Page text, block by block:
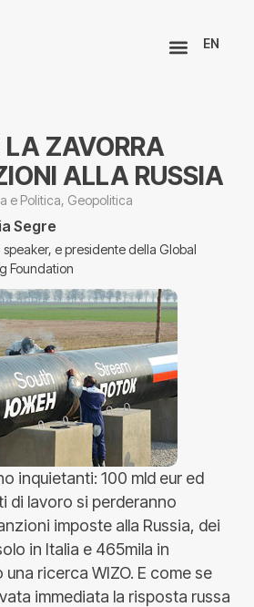
EN
LA ZAVORRA
ALLA RUSSIA
e Politica, Geopolitica
Segre
e presidente della Global
Foundation
inquietanti: 100 mld eur ed
di lavoro si perderanno
imposte alla Russia, dei
in Italia e 465mila in
ricerca WIZO. E come se
immediata la risposta russa